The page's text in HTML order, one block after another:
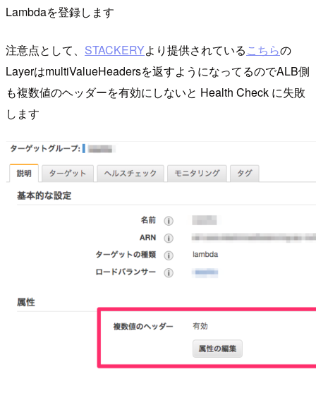
Lambdaを登録します
注意点として、 STACKERYより提供されているこちらの
LayerはmultiValueHeadersを返すようになってるのでALB側
も複数値のヘッダーを有効にしないと Health Check に失敗
します